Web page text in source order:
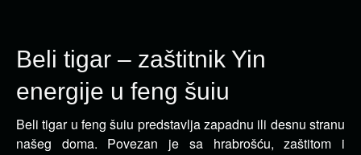
Beli tigar – zaštitnik Yin
energije u feng šuiu
Beli tigar u feng šuiu predstavlja zapadnu ili desnu stranu
našeg doma. Povezan je sa hrabrošću, zaštitom i